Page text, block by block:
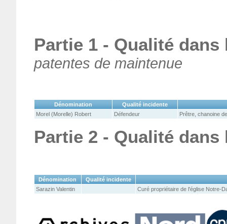
Partie 1 - Qualité
patentes de maintenue
Dénomination
Qualité incidente
Morel (Morelle) Robert
Défendeur Prêtre, chanoine
Partie 2 - Qualité
Dénomination
Qualité incidente
Sarazin Valentin
Curé propriétaire de l'église Notre-